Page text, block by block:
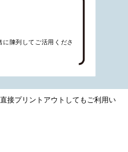
陳列してご活用くださ
接プリントアウトしてもご利用い